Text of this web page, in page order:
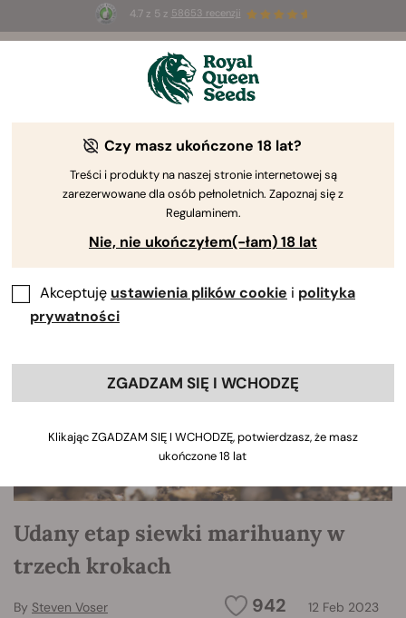
4.7 z 5 z 58653 recenzji
PROMOCJA 2x1 -ograniczona czasowo
3d 14h 13m 45s
Poradnik uprawy konopi według Royal Queen Seeds
Przewodnik po uprawie – wyszukiwarka treści
Udany etap siewki marihuany w
trzech krokach
942 12 Feb 2023
By Steven Voser
Czy masz ukończone 18 lat?
Treści i produkty na naszej stronie internetowej są
zarezerwowane dla osób pełnoletnich. Zapoznaj się z
Regulaminem.
Nie, nie ukończyłem(-łam) 18 lat
Akceptuję ustawienia plików cookie i polityka
prywatności
ZGADZAM SIĘ I WCHODZĘ
Klikając ZGADZAM SIĘ I WCHODZĘ, potwierdzasz, że masz
ukończone 18 lat